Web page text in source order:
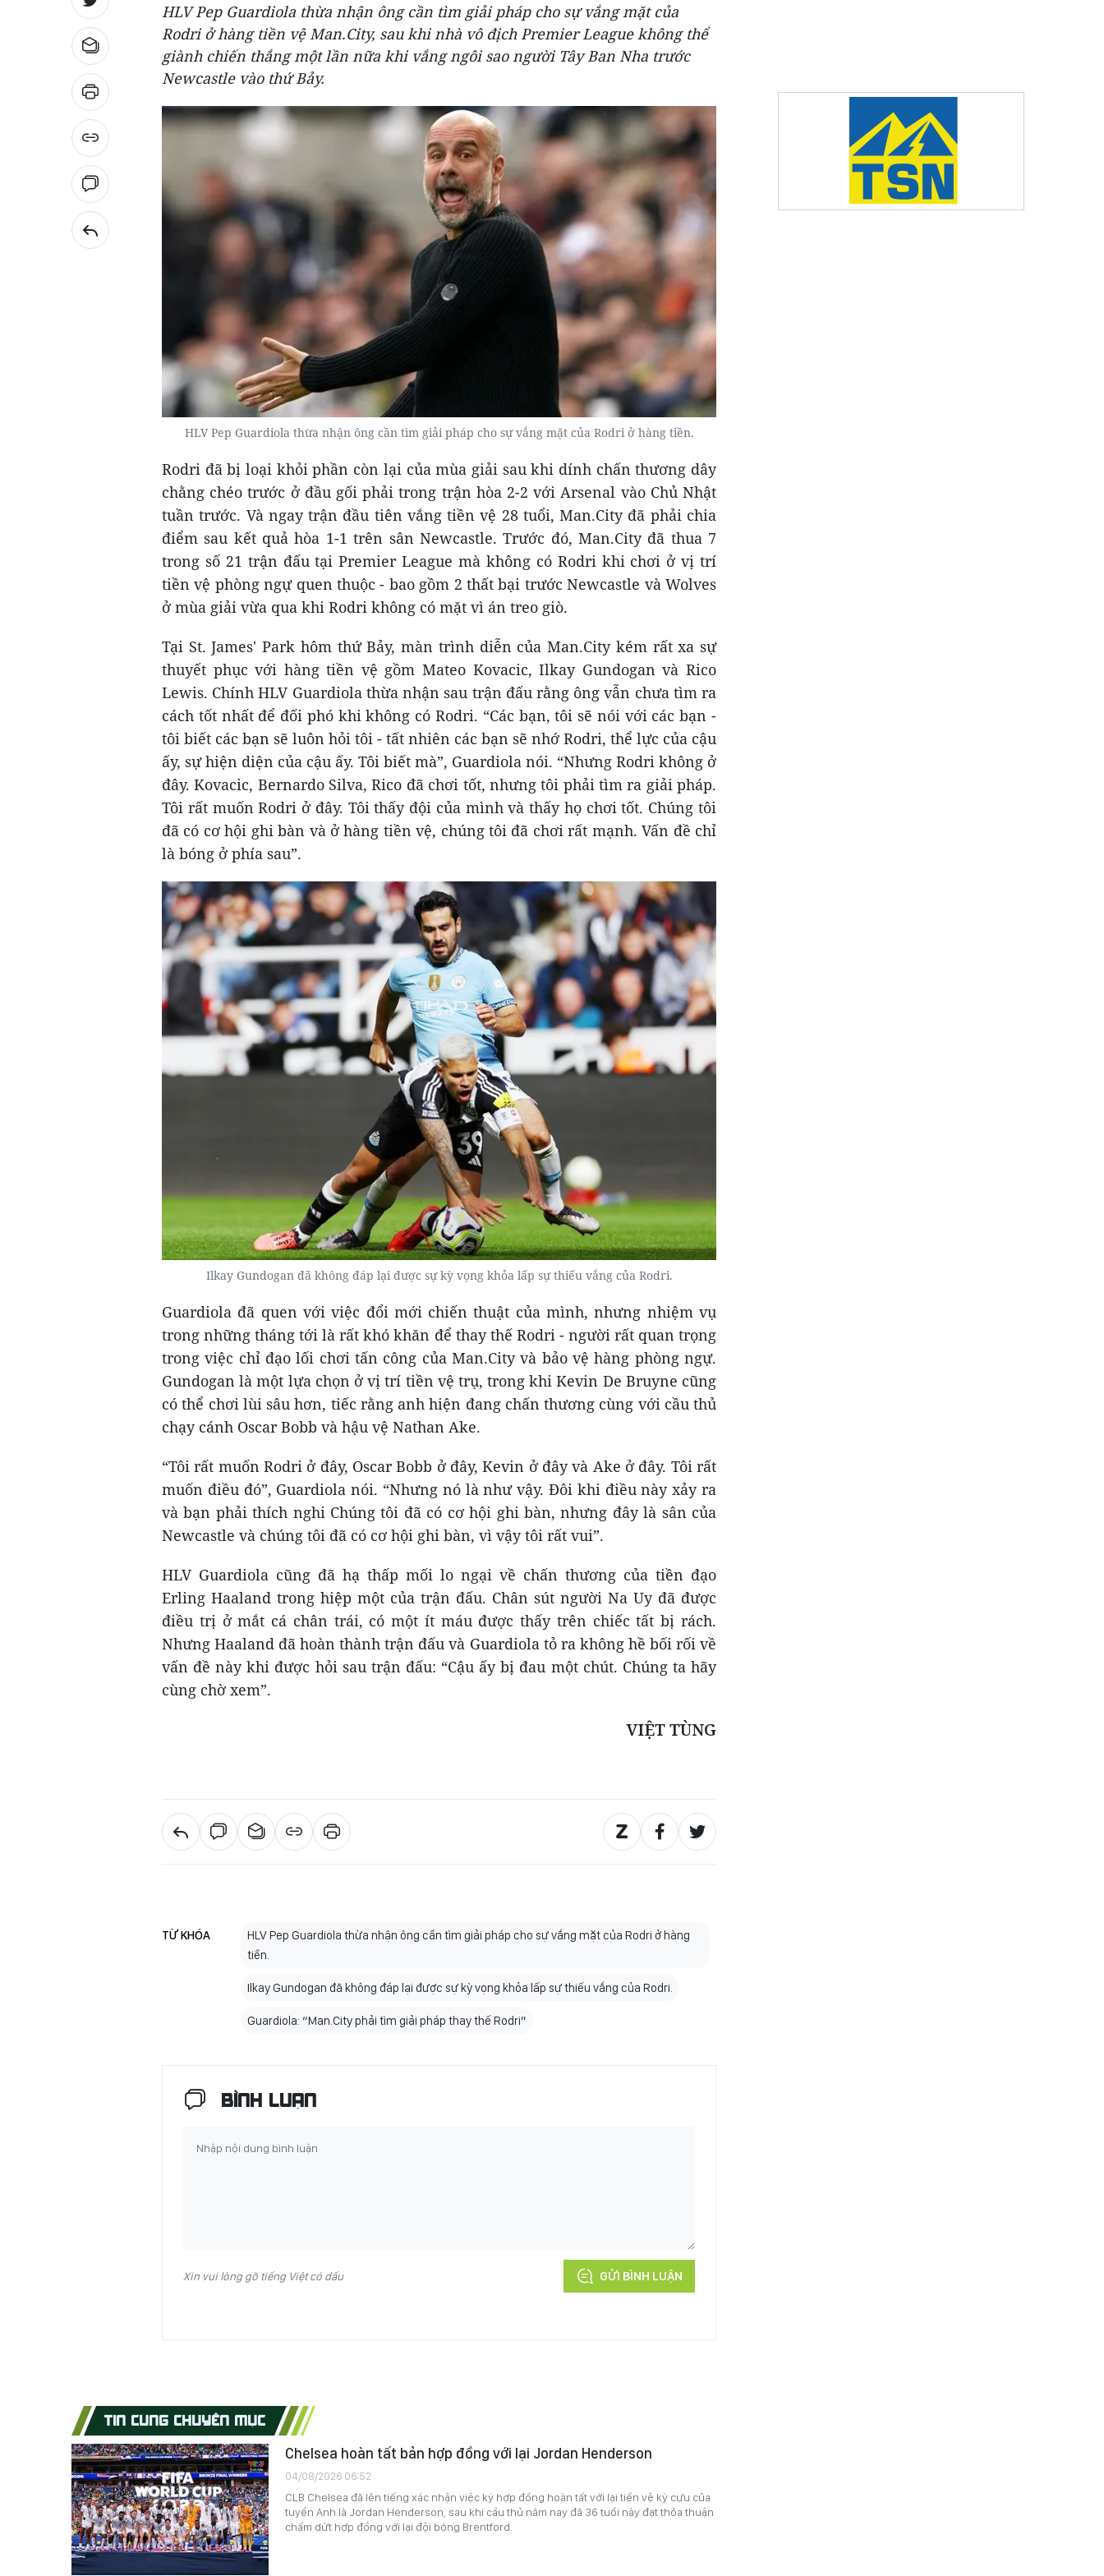
HLV Pep Guardiola thừa nhận ông cần tìm giải pháp cho sự vắng mặt của
Rodri ở hàng tiền vệ Man.City, sau khi nhà vô địch Premier League không thể
giành chiến thắng một lần nữa khi vắng ngôi sao người Tây Ban Nha trước
Newcastle vào thứ Bảy.
HLV Pep Guardiola thừa nhận ông cần tìm giải pháp cho sự vắng mặt của Rodri ở hàng tiền.
Rodri đã bị loại khỏi phần còn lại của mùa giải sau khi dính chấn thương dây
chằng chéo trước ở đầu gối phải trong trận hòa 2-2 với Arsenal vào Chủ Nhật
tuần trước. Và ngay trận đầu tiên vắng tiền vệ 28 tuổi, Man.City đã phải chia
điểm sau kết quả hòa 1-1 trên sân Newcastle. Trước đó, Man.City đã thua 7
trong số 21 trận đấu tại Premier League mà không có Rodri khi chơi ở vị trí
tiền vệ phòng ngự quen thuộc - bao gồm 2 thất bại trước Newcastle và Wolves
ở mùa giải vừa qua khi Rodri không có mặt vì án treo giò.
Tại St. James' Park hôm thứ Bảy, màn trình diễn của Man.City kém rất xa sự
thuyết phục với hàng tiền vệ gồm Mateo Kovacic, Ilkay Gundogan và Rico
Lewis. Chính HLV Guardiola thừa nhận sau trận đấu rằng ông vẫn chưa tìm ra
cách tốt nhất để đối phó khi không có Rodri. “Các bạn, tôi sẽ nói với các bạn -
tôi biết các bạn sẽ luôn hỏi tôi - tất nhiên các bạn sẽ nhớ Rodri, thể lực của cậu
ấy, sự hiện diện của cậu ấy. Tôi biết mà”, Guardiola nói. “Nhưng Rodri không ở
đây. Kovacic, Bernardo Silva, Rico đã chơi tốt, nhưng tôi phải tìm ra giải pháp.
Tôi rất muốn Rodri ở đây. Tôi thấy đội của mình và thấy họ chơi tốt. Chúng tôi
đã có cơ hội ghi bàn và ở hàng tiền vệ, chúng tôi đã chơi rất mạnh. Vấn đề chỉ
là bóng ở phía sau”.
Ilkay Gundogan đã không đáp lại được sự kỳ vọng khỏa lấp sự thiếu vắng của Rodri.
Guardiola đã quen với việc đổi mới chiến thuật của mình, nhưng nhiệm vụ
trong những tháng tới là rất khó khăn để thay thế Rodri - người rất quan trọng
trong việc chỉ đạo lối chơi tấn công của Man.City và bảo vệ hàng phòng ngự.
Gundogan là một lựa chọn ở vị trí tiền vệ trụ, trong khi Kevin De Bruyne cũng
có thể chơi lùi sâu hơn, tiếc rằng anh hiện đang chấn thương cùng với cầu thủ
chạy cánh Oscar Bobb và hậu vệ Nathan Ake.
“Tôi rất muốn Rodri ở đây, Oscar Bobb ở đây, Kevin ở đây và Ake ở đây. Tôi rất
muốn điều đó”, Guardiola nói. “Nhưng nó là như vậy. Đôi khi điều này xảy ra
và bạn phải thích nghi Chúng tôi đã có cơ hội ghi bàn, nhưng đây là sân của
Newcastle và chúng tôi đã có cơ hội ghi bàn, vì vậy tôi rất vui”.
HLV Guardiola cũng đã hạ thấp mối lo ngại về chấn thương của tiền đạo
Erling Haaland trong hiệp một của trận đấu. Chân sút người Na Uy đã được
điều trị ở mắt cá chân trái, có một ít máu được thấy trên chiếc tất bị rách.
Nhưng Haaland đã hoàn thành trận đấu và Guardiola tỏ ra không hề bối rối về
vấn đề này khi được hỏi sau trận đấu: “Cậu ấy bị đau một chút. Chúng ta hãy
cùng chờ xem”.
VIỆT TÙNG
TỪ KHÓA
HLV Pep Guardiola thừa nhận ông cần tìm giải pháp cho sự vắng mặt của Rodri ở hàng
tiền.
Ilkay Gundogan đã không đáp lại được sự kỳ vọng khỏa lấp sự thiếu vắng của Rodri.
Guardiola: “Man.City phải tìm giải pháp thay thế Rodri”
BÌNH LUẬN
Xin vui lòng gõ tiếng Việt có dấu GỬI BÌNH LUẬN
TIN CÙNG CHUYÊN MỤC
Chelsea hoàn tất bản hợp đồng với lại Jordan Henderson
04/08/2026 06:52
CLB Chelsea đã lên tiếng xác nhận việc ký hợp đồng hoàn tất với lại tiền vệ kỳ cựu của
tuyển Anh là Jordan Henderson, sau khi cầu thủ năm nay đã 36 tuổi này đạt thỏa thuận
chấm dứt hợp đồng với lại đội bóng Brentford.